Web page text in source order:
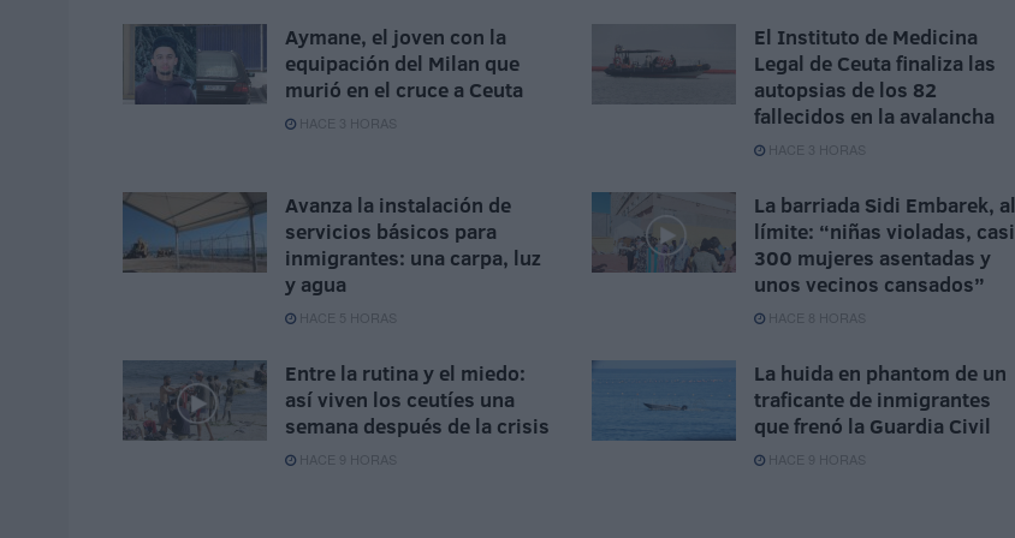
Aymane, el joven con la
equipación del Milan que
murió en el cruce a Ceuta
HACE 3 HORAS
El Instituto de Medicina
Legal de Ceuta finaliza las
autopsias de los 82
fallecidos en la avalancha
HACE 3 HORAS
Avanza la instalación de
servicios básicos para
inmigrantes: una carpa, luz
y agua
HACE 5 HORAS
La barriada Sidi Embarek, al
límite: “niñas violadas, casi
300 mujeres asentadas y
unos vecinos cansados”
HACE 8 HORAS
Entre la rutina y el miedo:
así viven los ceutíes una
semana después de la crisis
HACE 9 HORAS
La huida en phantom de un
traficante de inmigrantes
que frenó la Guardia Civil
HACE 9 HORAS